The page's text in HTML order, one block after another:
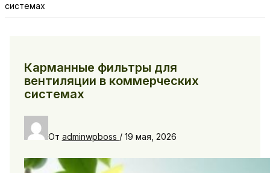
системах
Карманные фильтры для
вентиляции в коммерческих
системах
От adminwpboss / 19 мая, 2026